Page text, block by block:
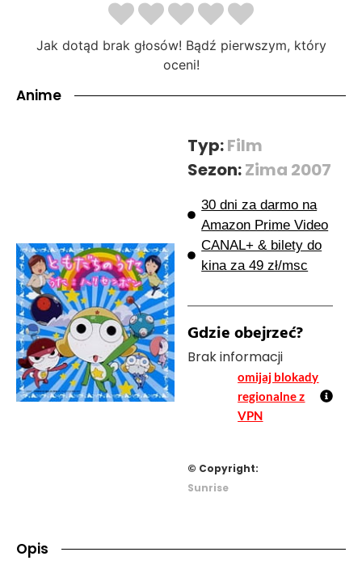
Jak dotąd brak głosów! Bądź pierwszym, który
oceni!
Anime
Typ:Film
Sezon:Zima 2007
30 dni za darmo na
Amazon Prime Video
CANAL+ & bilety do
kina za 49 zł/msc
Gdzie obejrzeć?
Brak informacji
omijaj blokady
regionalne z
VPN
© Copyright:
Sunrise
Opis